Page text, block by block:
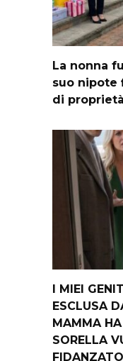
La nonna
suo nipote
di proprietà
I MIEI
ESCLUSA
MAMMA
SORELLA